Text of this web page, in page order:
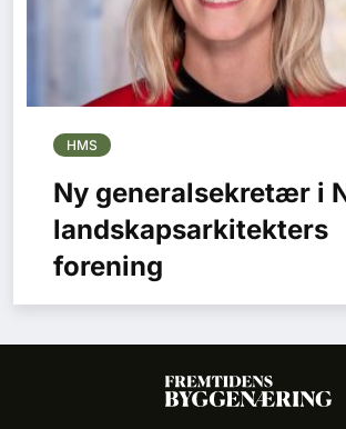
HMS
Ny generalsekretær i
landskapsarkitekters
forening